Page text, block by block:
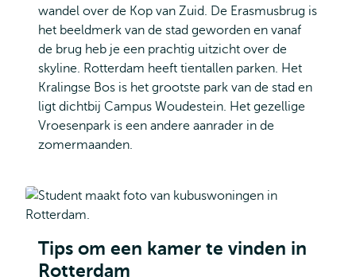
wandel over de Kop van Zuid. De Erasmusbrug is
het beeldmerk van de stad geworden en vanaf
de brug heb je een prachtig uitzicht over de
skyline. Rotterdam heeft tientallen parken. Het
Kralingse Bos is het grootste park van de stad en
ligt dichtbij Campus Woudestein. Het gezellige
Vroesenpark is een andere aanrader in de
zomermaanden.
Tips om een kamer te vinden in
Rotterdam